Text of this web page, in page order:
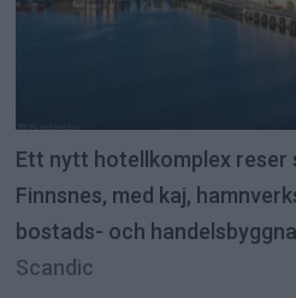
Ett nytt hotellkomplex reser
Finnsnes, med kaj,
bostads- och
Scandic